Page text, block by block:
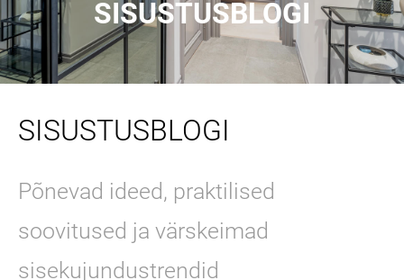
SISUSTUSBLOGI
SISUSTUSBLOGI
Põnevad ideed, praktilised
soovitused ja värskeimad
sisekujundustrendid